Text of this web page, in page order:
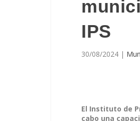
IPS
30/08/2024 |
El Instituto de
cabo una